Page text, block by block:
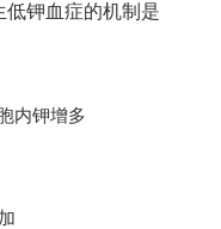
钾血症的机制是
内钾增多